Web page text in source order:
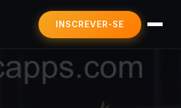
JOGOS DE SABONG
CAÇA-NÍQUEIS
INSCREVER-SE